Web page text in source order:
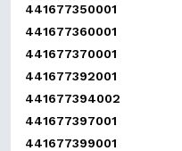
441677350001
441677360001
441677370001
441677392001
441677394002
441677397001
441677399001